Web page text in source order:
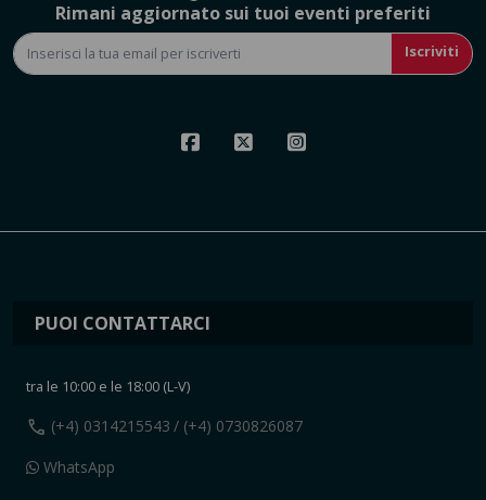
Rimani aggiornato sui tuoi eventi preferiti
Iscriviti
PUOI CONTATTARCI
tra le 10:00 e le 18:00 (L-V)
call (+4) 0314215543 / (+4) 0730826087
WhatsApp